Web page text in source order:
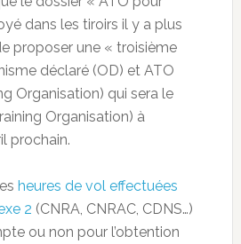
dans les tiroirs il y a plus
proposer une « troisième
déclaré (OD) et ATO
Organisation) qui sera le
Organisation) à
prochain.
heures de vol effectuées
2 (CNRA, CNRAC, CDNS…)
ou non pour l’obtention